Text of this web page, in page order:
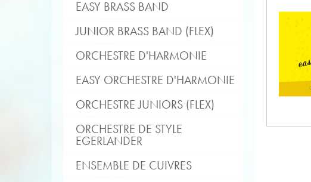
EASY BRASS BAND
JUNIOR BRASS BAND (FLEX)
ORCHESTRE D'HARMONIE
EASY ORCHESTRE D'HARMONIE
ORCHESTRE JUNIORS (FLEX)
ORCHESTRE DE STYLE
EGERLANDER
ENSEMBLE DE CUIVRES